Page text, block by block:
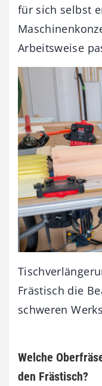
für sich selbst
Arbeitsweise
Frästisch die
schweren
Welche
den Frästisch?